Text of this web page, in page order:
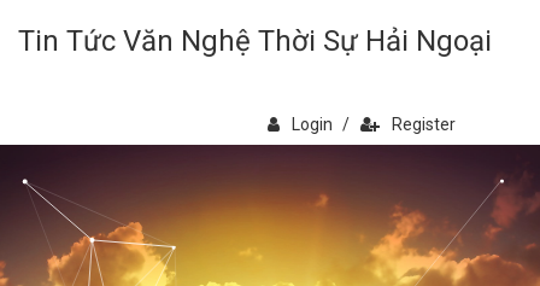
Tin Tức Văn Nghệ Thời Sự Hải Ngoại
Login / Register